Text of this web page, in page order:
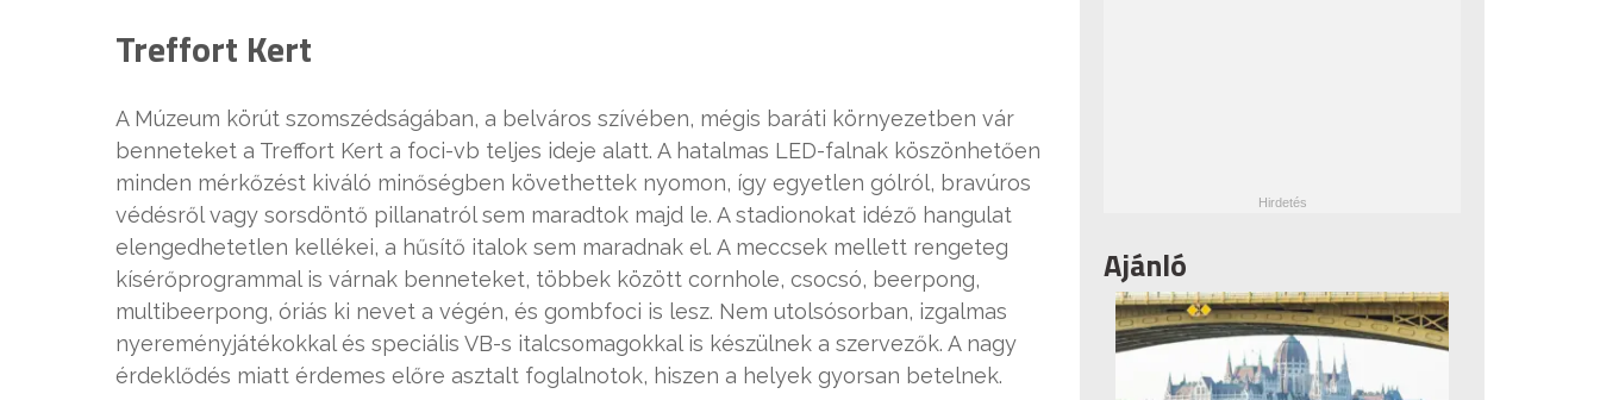
Treffort Kert
A Múzeum körút szomszédságában, a belváros szívében, mégis baráti környezetben vár
benneteket a Treffort Kert a foci-vb teljes ideje alatt. A hatalmas LED-falnak köszönhetően
minden mérkőzést kiváló minőségben követhettek nyomon, így egyetlen gólról, bravúros
védésről vagy sorsdöntő pillanatról sem maradtok majd le. A stadionokat idéző hangulat
elengedhetetlen kellékei, a hűsítő italok sem maradnak el. A meccsek mellett rengeteg
kísérőprogrammal is várnak benneteket, többek között cornhole, csocsó, beerpong,
multibeerpong, óriás ki nevet a végén, és gombfoci is lesz. Nem utolsósorban, izgalmas
nyereményjátékokkal és speciális VB-s italcsomagokkal is készülnek a szervezők. A nagy
érdeklődés miatt érdemes előre asztalt foglalnotok, hiszen a helyek gyorsan betelnek.
Ajánló